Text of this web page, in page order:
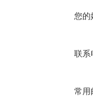
您的
联系
常用